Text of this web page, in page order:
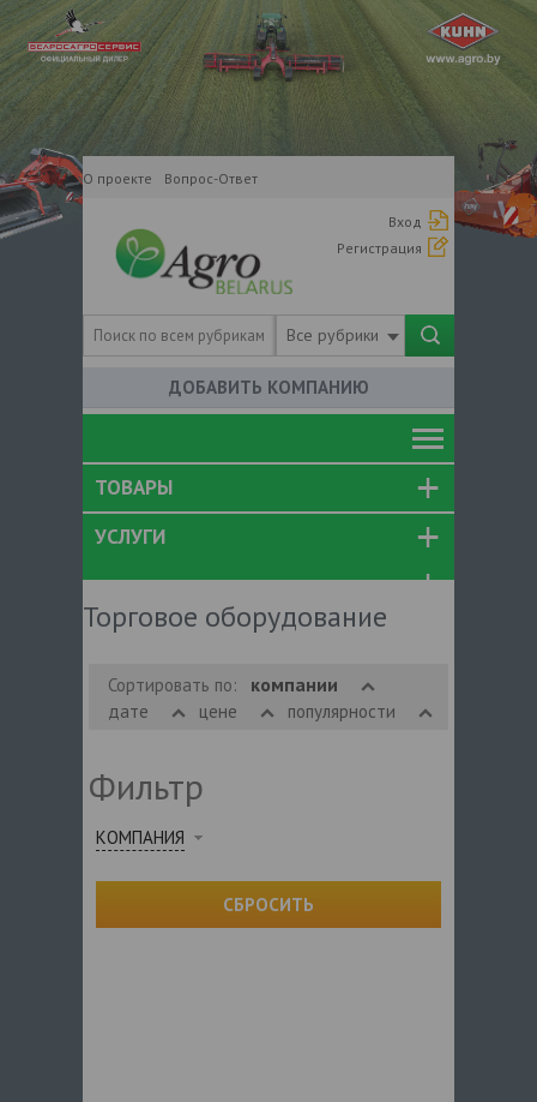
О проекте Вопрос-Ответ
Вход
Регистрация
Все рубрики
ДОБАВИТЬ КОМПАНИЮ
ТОВАРЫ
УСЛУГИ
Торговое оборудование
Сортировать по: компании
дате цене популярности
Фильтр
КОМПАНИЯ
СБРОСИТЬ